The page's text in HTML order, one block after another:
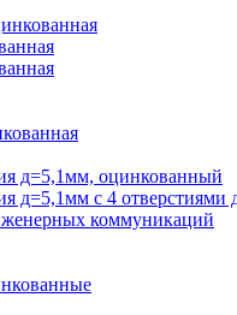
д=5,1мм, оцинкованный
д=5,1мм с 4
коммуникаций